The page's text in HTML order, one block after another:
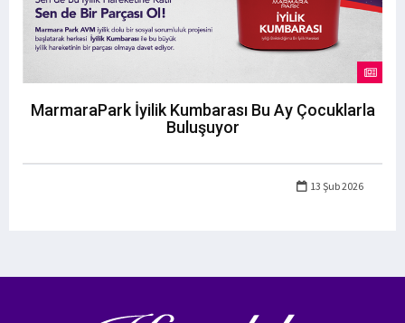
MarmaraPark İyilik Kumbarası Bu Ay Çocuklarla
Buluşuyor
13 Şub 2026